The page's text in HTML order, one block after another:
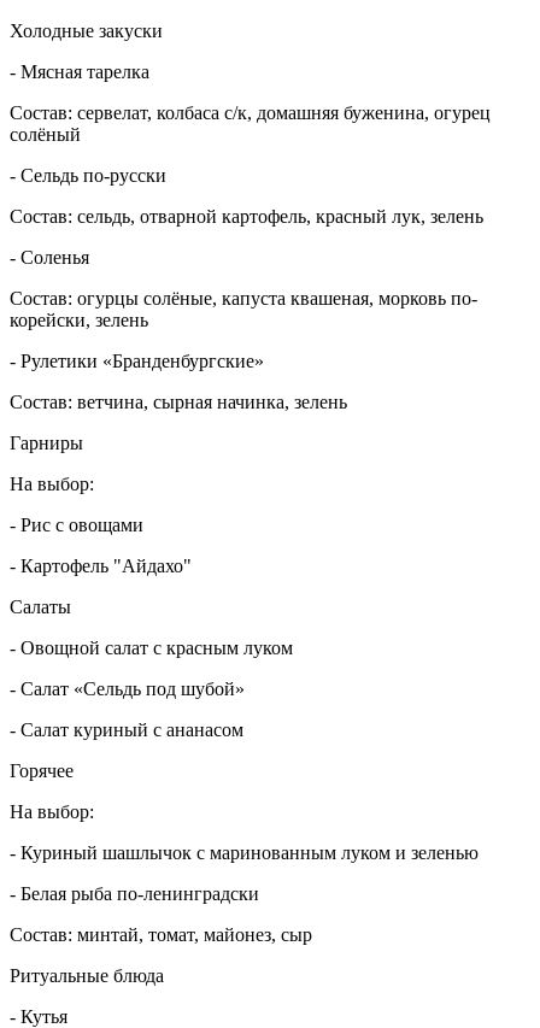
Холодные закуски
- Мясная тарелка
Состав: сервелат, колбаса с/к, домашняя буженина, огурец
солёный
- Сельдь по-русски
Состав: сельдь, отварной картофель, красный лук, зелень
- Соленья
Состав: огурцы солёные, капуста квашеная, морковь по-
корейски, зелень
- Рулетики «Бранденбургские»
Состав: ветчина, сырная начинка, зелень
Гарниры
На выбор:
- Рис с овощами
- Картофель "Айдахо"
Салаты
- Овощной салат с красным луком
- Салат «Сельдь под шубой»
- Салат куриный с ананасом
Горячее
На выбор:
- Куриный шашлычок с маринованным луком и зеленью
- Белая рыба по-ленинградски
Состав: минтай, томат, майонез, сыр
Ритуальные блюда
- Кутья